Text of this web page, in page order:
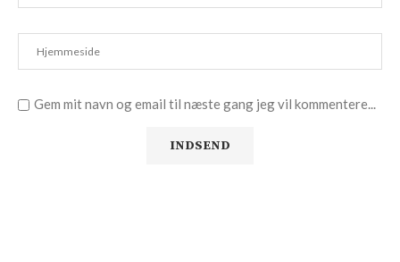
Gem mit navn og email til næste gang jeg vil kommentere...